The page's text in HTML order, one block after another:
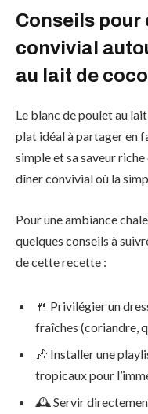
Conseils pour
convivial
au lait de
Le blanc de poulet au
plat idéal à partager en
simple et sa saveur
dîner convivial où la
Pour une ambiance
quelques conseils à
de cette recette :
🍴 Privilégier un
fraîches (coriandre,
🎶 Installer une
tropicaux pour
🕰️ Servir